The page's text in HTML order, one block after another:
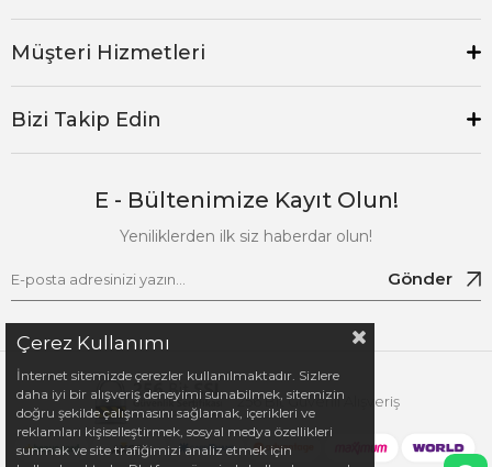
Müşteri Hizmetleri
Bizi Takip Edin
E - Bültenimize Kayıt Olun!
Yeniliklerden ilk siz haberdar olun!
Gönder
256 Bit Güvenli Alışveriş
Çerez Kullanımı
İnternet sitemizde çerezler kullanılmaktadır. Sizlere
daha iyi bir alışveriş deneyimi sunabilmek, sitemizin
doğru şekilde çalışmasını sağlamak, içerikleri ve
reklamları kişiselleştirmek, sosyal medya özellikleri
sunmak ve site trafiğimizi analiz etmek için